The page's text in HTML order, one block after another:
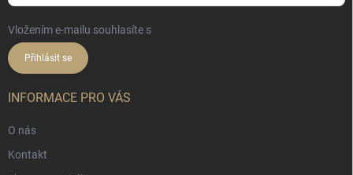
Vložením e-mailu souhlasíte s
Přihlásit se
INFORMACE PRO VÁS
O nás
Kontakt